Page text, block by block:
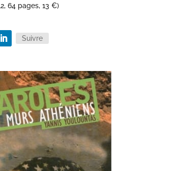
64 pages, 13 €)
Suivre